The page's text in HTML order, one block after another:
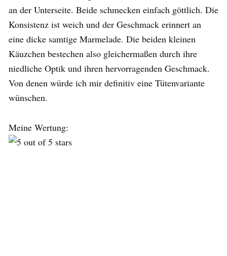
an der Unterseite. Beide schmecken einfach göttlich. Die
Konsistenz ist weich und der Geschmack erinnert an
eine dicke samtige Marmelade. Die beiden kleinen
Käuzchen bestechen also gleichermaßen durch ihre
niedliche Optik und ihren hervorragenden Geschmack.
Von denen würde ich mir definitiv eine Tütenvariante
wünschen.
Meine Wertung: